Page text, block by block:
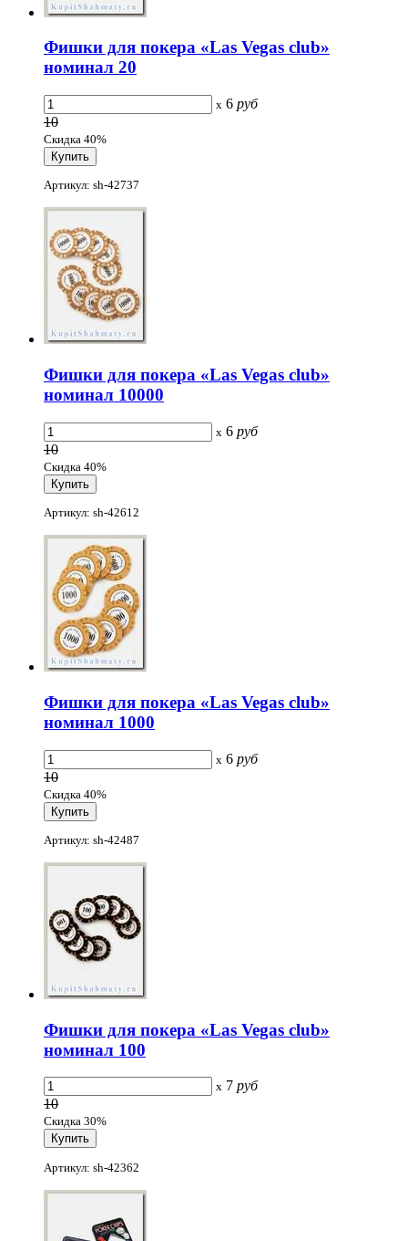
Фишки для покера «Las Vegas club»
номинал 20
x 6 руб
10
Скидка 40%
Артикул: sh-42737
Фишки для покера «Las Vegas club»
номинал 10000
x 6 руб
10
Скидка 40%
Артикул: sh-42612
Фишки для покера «Las Vegas club»
номинал 1000
x 6 руб
10
Скидка 40%
Артикул: sh-42487
Фишки для покера «Las Vegas club»
номинал 100
x 7 руб
10
Скидка 30%
Артикул: sh-42362